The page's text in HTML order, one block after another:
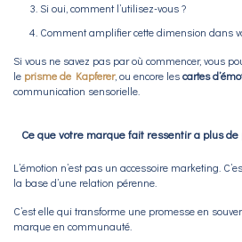
Si oui, comment l’utilisez-vous ?
Comment amplifier cette dimension dans
Si vous ne savez pas par où commencer, vous
le prisme de Kapferer, ou encore lescartes
communication sensorielle.
Ce que votre marque fait ressentir a plus de
L’émotion n’est pas un accessoire marketing.
la base d’une relation pérenne.
C’est elle qui transforme une promesse en
marque en communauté.